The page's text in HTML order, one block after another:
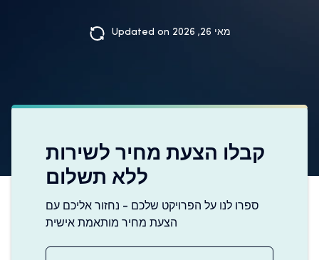
Updated on מאי 26, 2026
קבלו הצעת מחיר לשירות
ללא תשלום
ספרו לנו על הפרויקט שלכם - נחזור אליכם עם
הצעת מחיר מותאמת אישית